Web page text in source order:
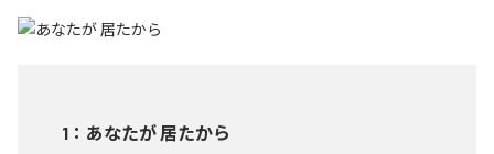
1 ： あなたが 居たから